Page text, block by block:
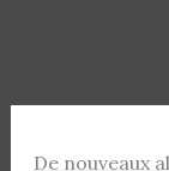
De nouveaux